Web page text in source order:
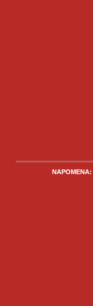
NAPOMENA: